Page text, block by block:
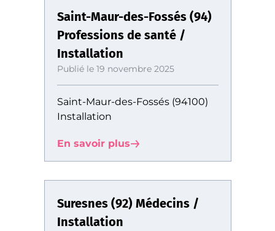
Saint-Maur-des-Fossés (94)
Professions de santé /
Installation
Publié le 19 novembre 2025
Saint-Maur-des-Fossés (94100)
Installation
En savoir plus
Suresnes (92) Médecins /
Installation